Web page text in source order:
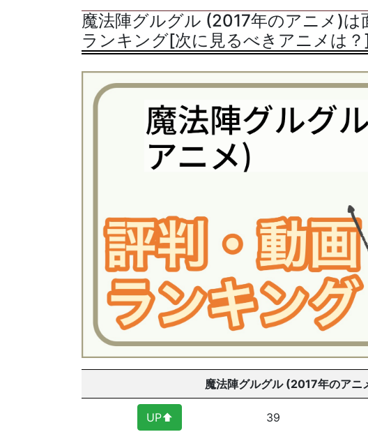
魔法陣グルグル (2017年のアニメ)は
ランキング[次に見るべきアニメは
魔法陣グルグル (2017年のアニ
UP⬆︎ 39